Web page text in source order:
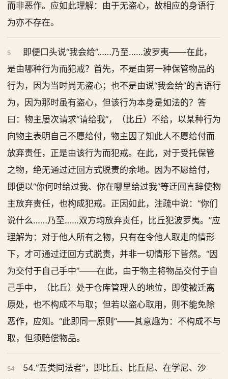
而非恶作。应如此理解：由于无盗心，故相应的身语行
为亦不存在。
5
即便口头说“我会给”……乃至……波罗夷——在此，
是由哪种行为而犯戒？首先，不是由第一种保管物品的
行为，因为当时尚无盗心；也不是由说“我会给”的言语行
为，因为那时虽有盗心，但该行为本身是如法的？答
曰：物主屡次请求“请给我”，（比丘）不给，以某种行为
向物主表明自己不愿给付，物主因了知此人不愿给付而
放弃责任，正是由该行为而犯戒。在此，对于受托保管
之物，绝无通过迂回方式脱责的余地。因为不愿给付，
即便以“你何时给过我、你在哪里给过我”等迂回言辞使物
主放弃责任，也构成犯戒。正因如此，注疏中说：“你们
说什么……乃至……双方均放弃责任，比丘犯波罗夷。”应
理解为：对于他人所有之物，只有在令他人取走的情形
下，才可通过迂回方式脱责，并非一切情形下皆然。“因
为交付于自己手中”——在此，由于物主将物品交付于自
己手中，（比丘）处于仓库管理人的地位，即使被迁离
原处，也不构成不与取；但若以盗心取用，则不能免除
恶作，应知。“此即同一原则”——其意趣为：不构成不与
取，但须赔偿物品。
54
54.“五类同法者”，即比丘、比丘尼、在学尼、沙